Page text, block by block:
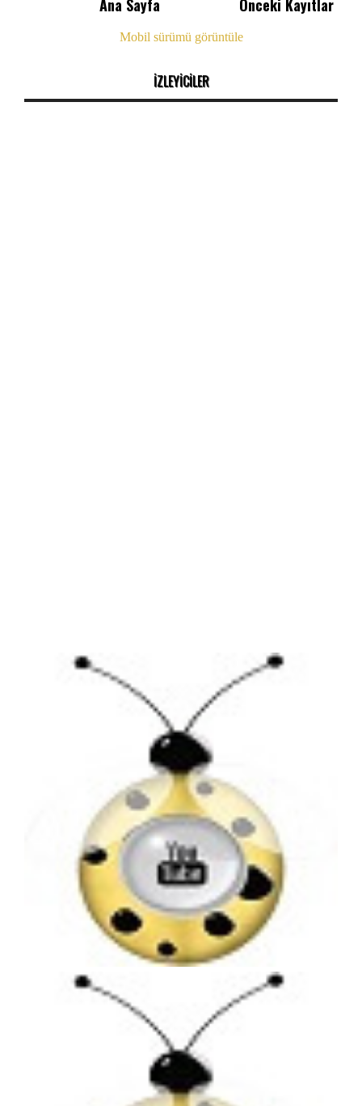
Önceki Kayıtlar
Ana Sayfa
Mobil sürümü görüntüle
İZLEYİCİLER